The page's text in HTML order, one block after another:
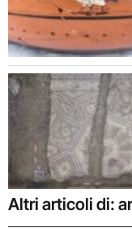
Altri articoli di: